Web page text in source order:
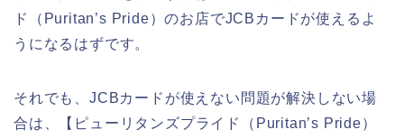
ド（Puritan’s Pride）のお店でJCBカードが使えるよ
うになるはずです。
それでも、JCBカードが使えない問題が解決しない場
合は、【ピューリタンズプライド（Puritan’s Pride）